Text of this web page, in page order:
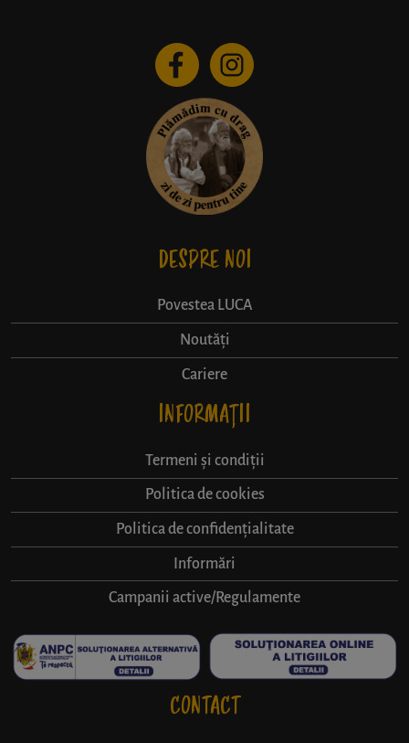
DESPRE NOI
Povestea LUCA
Noutăți
Cariere
INFORMAȚII
Termeni și condiții
Politica de cookies
Politica de confidențialitate
Informări
Campanii active/Regulamente
CONTACT